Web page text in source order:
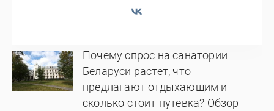
Почему спрос на санатории
Беларуси растет, что
предлагают отдыхающим и
сколько стоит путевка? Обзор